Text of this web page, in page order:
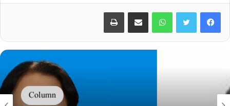
Facebook
Twitter
WhatsApp
Share via Email
Print